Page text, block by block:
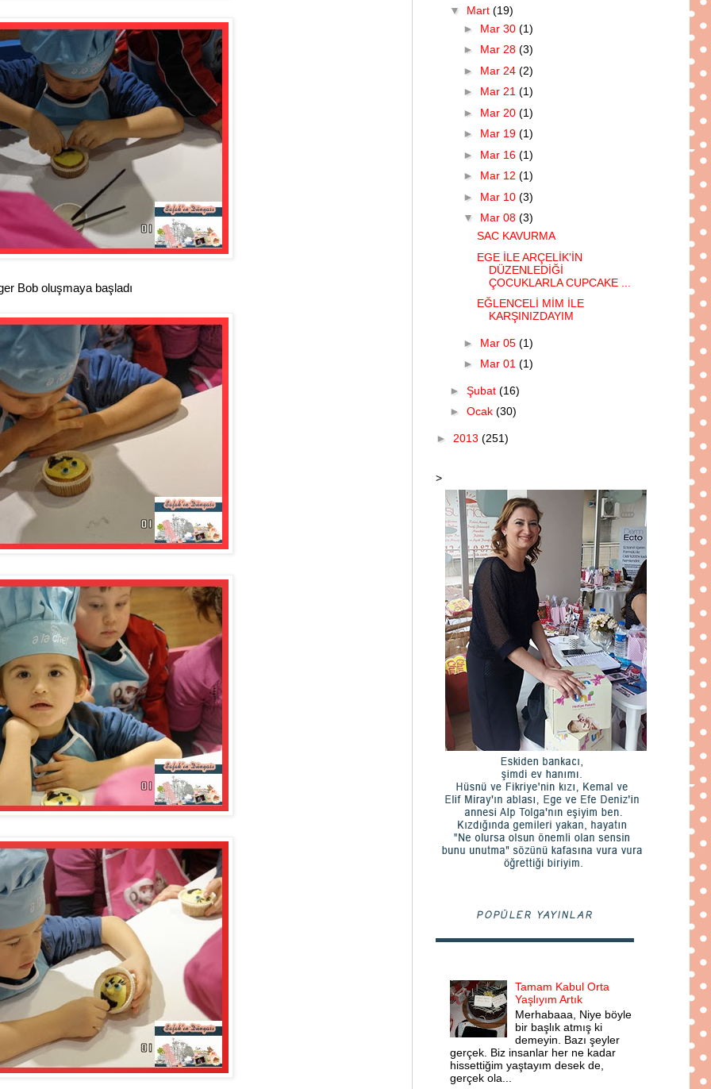
Bob oluşmaya başladı
▼ Mart (19)
► Mar 30 (1)
► Mar 28 (3)
► Mar 24 (2)
► Mar 21 (1)
► Mar 20 (1)
► Mar 19 (1)
► Mar 16 (1)
► Mar 12 (1)
► Mar 10 (3)
▼ Mar 08 (3)
SAC KAVURMA
EGE İLE ARÇELİK'İN
DÜZENLEDİĞİ
ÇOCUKLARLA CUPCAKE ...
EĞLENCELİ MİM İLE
KARŞINIZDAYIM
► Mar 05 (1)
► Mar 01 (1)
► Şubat (16)
► Ocak (30)
► 2013 (251)
>
POPÜLER YAYINLAR
Tamam Kabul Orta
Yaşlıyım Artık
Merhabaaa, Niye böyle
bir başlık atmış ki
demeyin. Bazı şeyler
gerçek. Biz insanlar her ne kadar
hissettiğim yaştayım desek de,
gerçek ola...